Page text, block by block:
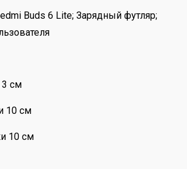
Buds 6 Lite; Зарядный футляр;
3 см
10 см
10 см